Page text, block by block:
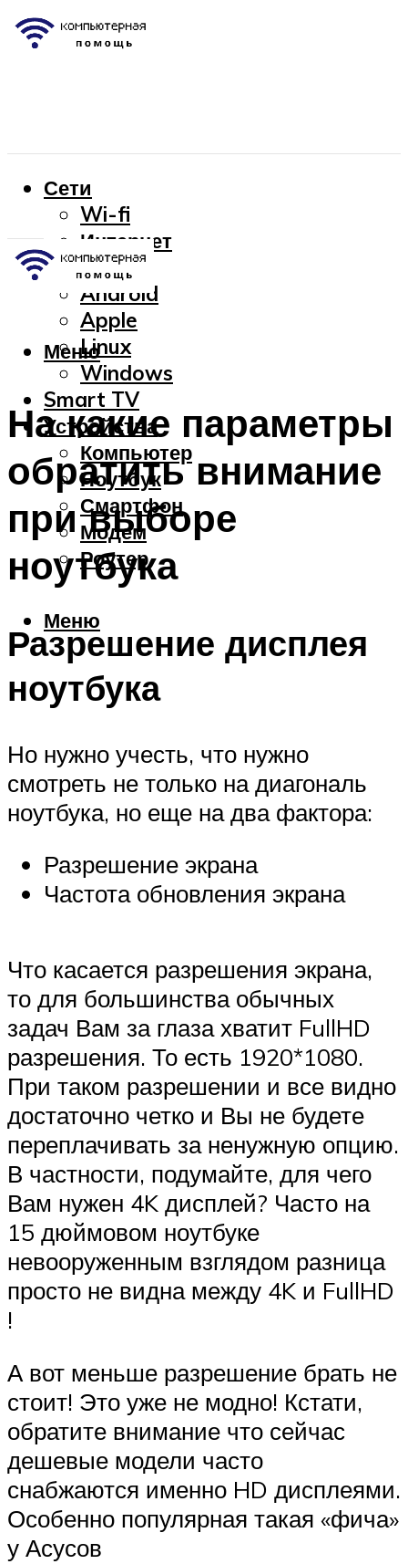
Сети
Wi-fi
Интернет
OC
Android
Apple
Linux
Windows
Smart TV
Устройства
Компьютер
Ноутбук
Смартфон
Модем
Роутер
Меню
Меню
На какие параметры
обратить внимание
при выборе
ноутбука
Разрешение дисплея
ноутбука
Но нужно учесть, что нужно
смотреть не только на диагональ
ноутбука, но еще на два фактора:
Разрешение экрана
Частота обновления экрана
Что касается разрешения экрана,
то для большинства обычных
задач Вам за глаза хватит FullHD
разрешения. То есть 1920*1080.
При таком разрешении и все видно
достаточно четко и Вы не будете
переплачивать за ненужную опцию.
В частности, подумайте, для чего
Вам нужен 4K дисплей? Часто на
15 дюймовом ноутбуке
невооруженным взглядом разница
просто не видна между 4K и FullHD
!
А вот меньше разрешение брать не
стоит! Это уже не модно! Кстати,
обратите внимание что сейчас
дешевые модели часто
снабжаются именно HD дисплеями.
Особенно популярная такая «фича»
у Асусов